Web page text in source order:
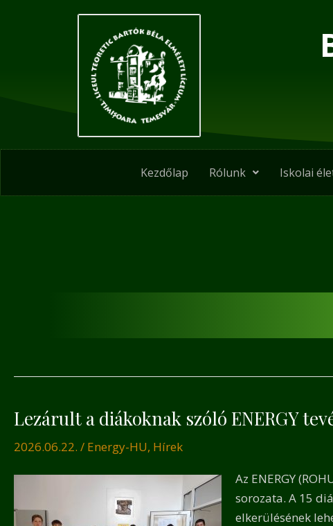
Kezdőlap Rólunk Iskolai
Lezárult a diákoknak szóló ENERGY
2026.06.22. / Energy-HU, Hírek
Az ENERGY
sorozata. A 15
elkerülésének
Lezárult
szóló
ENERGY